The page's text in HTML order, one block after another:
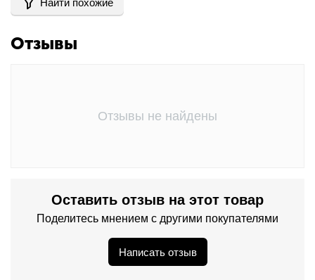
Отзывы
Отзывы не найдены
Оставить отзыв на этот товар
Поделитесь мнением с другими покупателями
Написать отзыв